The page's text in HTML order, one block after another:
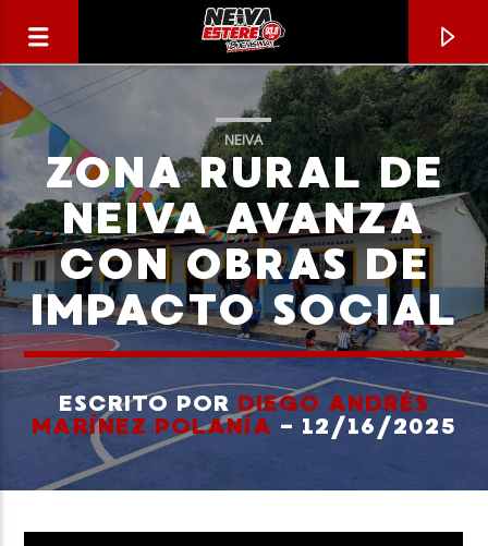
CANCIÓN ACTUAL
TÍTULO
ARTISTA
NEIVA
ZONA RURAL DE
NEIVA AVANZA
CON OBRAS DE
IMPACTO SOCIAL
ESCRITO POR DIEGO ANDRÉS
MARÍNEZ POLANÍA - 12/16/2025